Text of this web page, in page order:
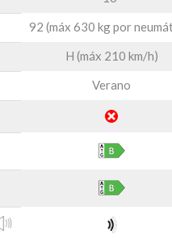
92 (máx 630 kg por
H (máx 210 km/h)
Verano